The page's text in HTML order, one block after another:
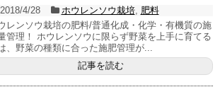
2018/4/28 ホウレンソウ栽培, 肥料
レンソウ栽培の肥料/普通化成・化学・有機質の施
管理！ ホウレンソウに限らず野菜を上手に育てる
、野菜の種類に合った施肥管理が...
記事を読む